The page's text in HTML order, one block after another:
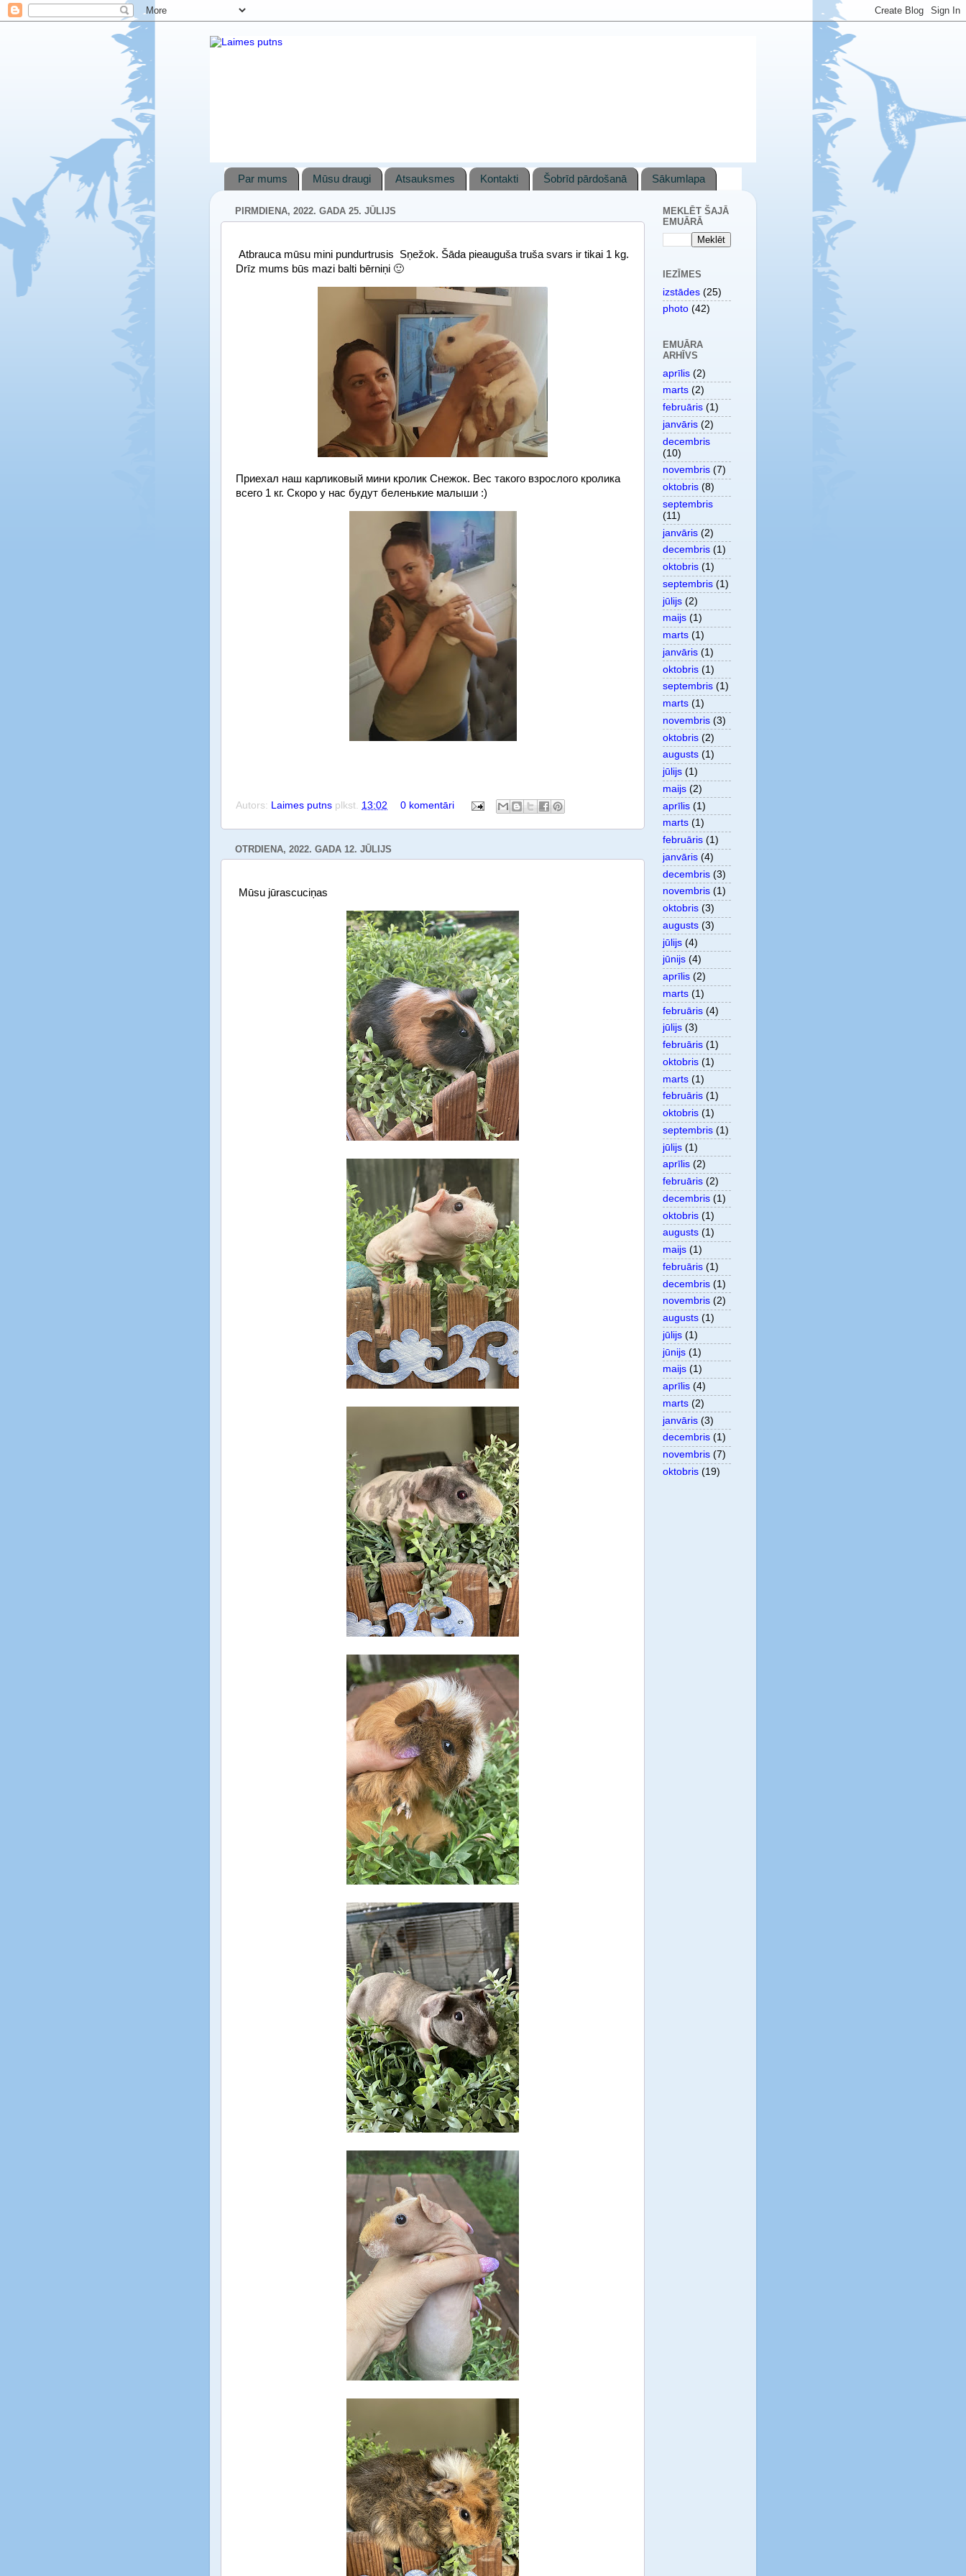
Par mums Mūsu draugi Atsauksmes Kontakti Šobrīd pārdošanā Sākumlapa
PIRMDIENA, 2022. GADA 25. JŪLIJS
Atbrauca mūsu mini pundurtrusis Sņežok. Šāda pieauguša truša svars ir tikai 1 kg.
Drīz mums būs mazi balti bērniņi 🙂
Приехал наш карликовый мини кролик Снежок. Вес такого взрослого кролика
всего 1 кг. Скоро у нас будут беленькие малыши :)
Autors: Laimes putns plkst. 13:02 0 komentāri
OTRDIENA, 2022. GADA 12. JŪLIJS
Mūsu jūrascuciņas
MEKLĒT ŠAJĀ
EMUĀRĀ
IEZĪMES
izstādes (25)
photo (42)
EMUĀRA
ARHĪVS
aprīlis (2)
marts (2)
februāris (1)
janvāris (2)
decembris
(10)
novembris (7)
oktobris (8)
septembris
(11)
janvāris (2)
decembris (1)
oktobris (1)
septembris (1)
jūlijs (2)
maijs (1)
marts (1)
janvāris (1)
oktobris (1)
septembris (1)
marts (1)
novembris (3)
oktobris (2)
augusts (1)
jūlijs (1)
maijs (2)
aprīlis (1)
marts (1)
februāris (1)
janvāris (4)
decembris (3)
novembris (1)
oktobris (3)
augusts (3)
jūlijs (4)
jūnijs (4)
aprīlis (2)
marts (1)
februāris (4)
jūlijs (3)
februāris (1)
oktobris (1)
marts (1)
februāris (1)
oktobris (1)
septembris (1)
jūlijs (1)
aprīlis (2)
februāris (2)
decembris (1)
oktobris (1)
augusts (1)
maijs (1)
februāris (1)
decembris (1)
novembris (2)
augusts (1)
jūlijs (1)
jūnijs (1)
maijs (1)
aprīlis (4)
marts (2)
janvāris (3)
decembris (1)
novembris (7)
oktobris (19)